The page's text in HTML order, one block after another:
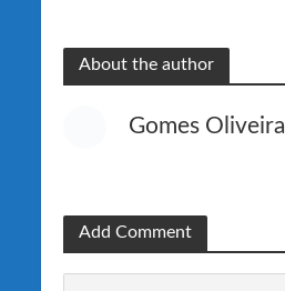
About the author
Gomes Oliveira
Add Comment